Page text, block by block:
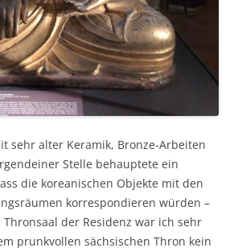
sehr alter Keramik, Bronze-Arbeiten
Stelle behauptete ein
die koreanischen Objekte mit den
korrespondieren würden –
der Residenz war ich sehr
prunkvollen sächsischen Thron kein